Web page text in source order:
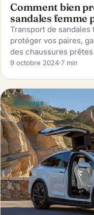
Comment bien
sandales femme
Transport de
protéger vos paires,
des chaussures
9 octobre 2024·7 min
🧭 Voyage